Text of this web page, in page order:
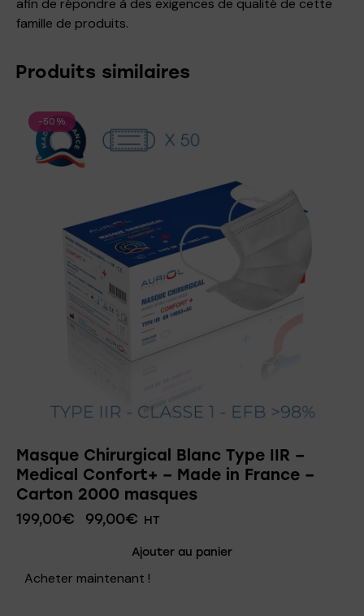
famille de produits.
Produits similaires
-50%
Masque Chirurgical Blanc Type IIR –
Medical Confort+ – Made in France –
Carton 2000 masques
199,00€ 99,00€ HT
Ajouter au panier
Acheter maintenant !